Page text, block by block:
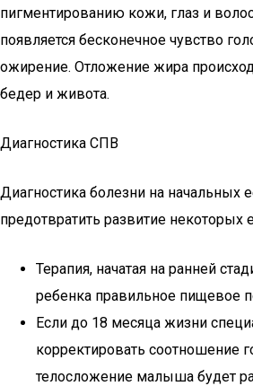
пигментированию кожи, глаз и
появляется бесконечное чувство
ожирение. Отложение жира
бедер и живота.
Диагностика СПВ
Диагностика болезни на начальных
предотвратить развитие некоторых
Терапия, начатая на ранней
ребенка правильное пищевое
Если до 18 месяца жизни
корректировать соотношение
телосложение малыша будет